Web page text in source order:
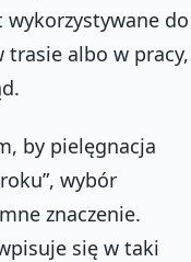
wykorzystywane do
trasie albo w pracy,
by pielęgnacja
wybór
znaczenie.
się w taki